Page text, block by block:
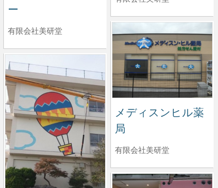
ー
有限会社美研堂
メディスンヒル薬
局
有限会社美研堂